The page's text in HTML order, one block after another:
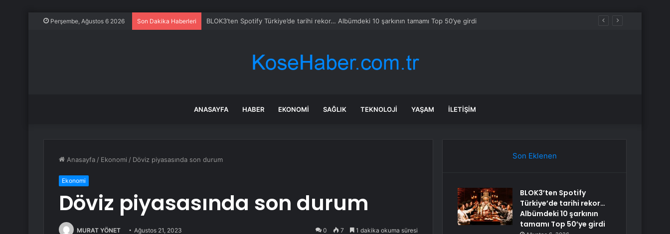
Perşembe, Ağustos 6 2026 Son Dakika Haberleri 26 Temmuz 2026 BİM Aktüel ürünler! BİM’e bu hafta Pazar günü hangi ürünler gelecek?
ANASAYFA HABER EKONOMI SAĞLIK TEKNOLOJI YAŞAM İLETIŞIM
Anasayfa / Ekonomi / Döviz piyasasında son durum
Ekonomi
Döviz piyasasında son durum
MURAT YÖNET Ağustos 21, 2023 0 7 1 dakika okuma süresi
Son Eklenen
BLOK3’ten Spotify
Türkiye’de tarihi rekor…
Albümdeki 10 şarkının
tamamı Top 50’ye girdi